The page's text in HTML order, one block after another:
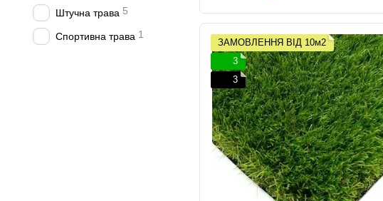
ЗАМОВЛЕННЯ ВІД 10м2
3
3
Штучна трава 5
Спортивна трава 1